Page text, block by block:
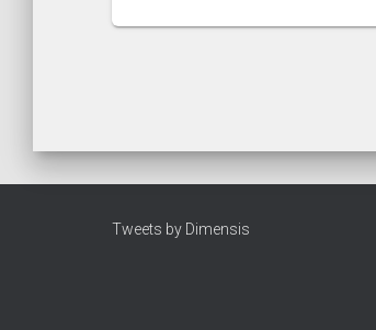
Tweets by Dimensis